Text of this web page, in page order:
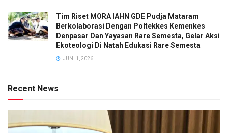
Tim Riset MORA IAHN GDE Pudja Mataram
Berkolaborasi Dengan Poltekkes Kemenkes
Denpasar Dan Yayasan Rare Semesta, Gelar Aksi
Ekoteologi Di Natah Edukasi Rare Semesta
JUNI 1, 2026
Recent News